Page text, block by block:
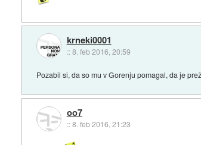
krneki0001
::8. feb 2016, 20:59
Pozabil si, da so mu v Gorenju pomagal, da je
oo7
::8. feb 2016, 21:23